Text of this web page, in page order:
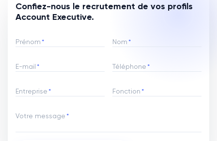
Confiez-nous le recrutement de vos profils
Account Executive.
Prénom* Nom*
E-mail* Téléphone*
Entreprise* Fonction*
Votre message*